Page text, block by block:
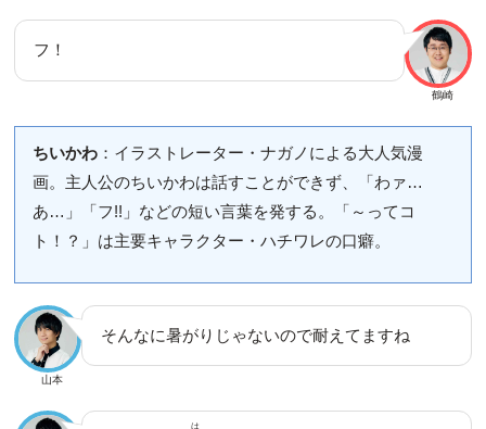
鶴崎
フ！
ちいかわ：イラストレーター・ナガノによる大人気漫
画。主人公のちいかわは話すことができず、「わァ…
あ…」「フ!!」などの短い言葉を発する。「～ってコ
ト！？」は主要キャラクター・ハチワレの口癖。
山本
そんなに暑がりじゃないので耐えてますね
は